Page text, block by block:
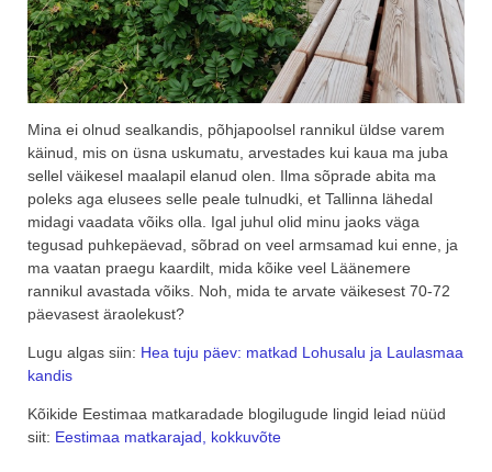
Mina ei olnud sealkandis, põhjapoolsel rannikul üldse varem
käinud, mis on üsna uskumatu, arvestades kui kaua ma juba
sellel väikesel maalapil elanud olen. Ilma sõprade abita ma
poleks aga elusees selle peale tulnudki, et Tallinna lähedal
midagi vaadata võiks olla. Igal juhul olid minu jaoks väga
tegusad puhkepäevad, sõbrad on veel armsamad kui enne, ja
ma vaatan praegu kaardilt, mida kõike veel Läänemere
rannikul avastada võiks. Noh, mida te arvate väikesest 70-72
päevasest äraolekust?
Lugu algas siin: Hea tuju päev: matkad Lohusalu ja Laulasmaa
kandis
Kõikide Eestimaa matkaradade blogilugude lingid leiad nüüd
siit: Eestimaa matkarajad, kokkuvõte